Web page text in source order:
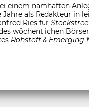
einem namhaften
als Redakteur in
Ries für
wöchentlichen
Rohstoff & Emerging